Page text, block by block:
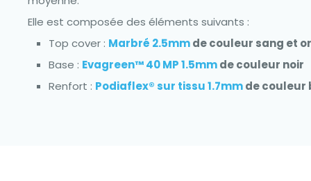
Elle est composée des éléments suivants :
Top cover : Marbré 2.5mmde couleur sang et or
Base : Evagreen™ 40 MP 1.5mmde couleur noir
Renfort : Podiaflex® sur tissu 1.7mmde couleur